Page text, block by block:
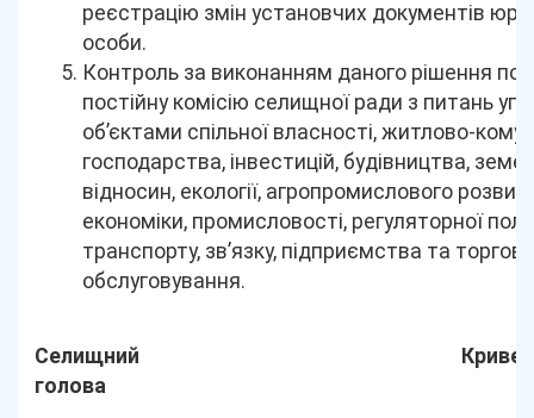
реєстрацію змін установчих документів
особи.
Контроль за виконанням даного рішення
постійну комісію селищної ради з питань
об’єктами спільної власності, житлово-
господарства, інвестицій, будівництва,
відносин, екології, агропромислового
економіки, промисловості, регуляторної
транспорту, зв’язку, підприємства та
обслуговування.
Селищний
голова